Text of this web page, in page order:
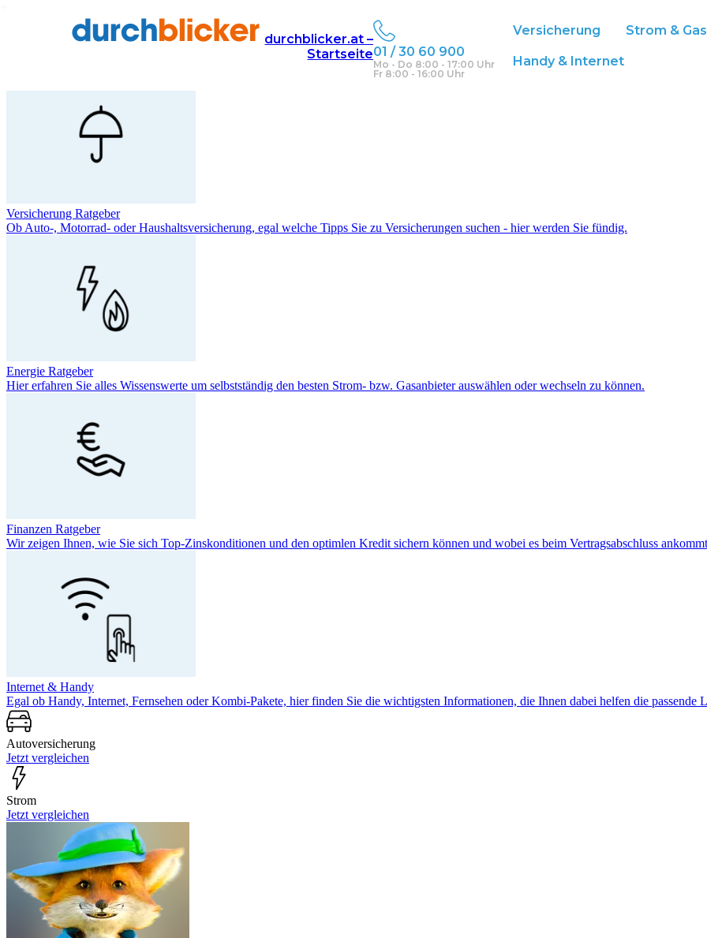
durchblicker.at –
Startseite01 / 30 60 900
Mo - Do 8:00 - 17:00 Uhr
Fr 8:00 - 16:00 Uhr
Versicherung Strom & Gas
Handy & Internet
durchblicker Ratgeber
Bekommen Sie bei den Themen Versicherungen, Strom und Gas, Sparen und Kredit sowie Mobilfunk den Durchblick! In unserem
Versicherung Ratgeber
Ob Auto-, Motorrad- oder Haushaltsversicherung, egal welche Tipps Sie zu Versicherungen suchen - hier werden Sie fündig.
Energie Ratgeber
Hier erfahren Sie alles Wissenswerte um selbstständig den besten Strom- bzw. Gasanbieter auswählen oder wechseln zu können.
Finanzen Ratgeber
Wir zeigen Ihnen, wie Sie sich Top-Zinskonditionen und den optimlen Kredit sichern können und wobei es beim Vertragsabschluss
Internet & Handy
Egal ob Handy, Internet, Fernsehen oder Kombi-Pakete, hier finden Sie die wichtigsten Informationen, die Ihnen dabei helfen die passende
Autoversicherung
Jetzt vergleichen
Strom
Jetzt vergleichen